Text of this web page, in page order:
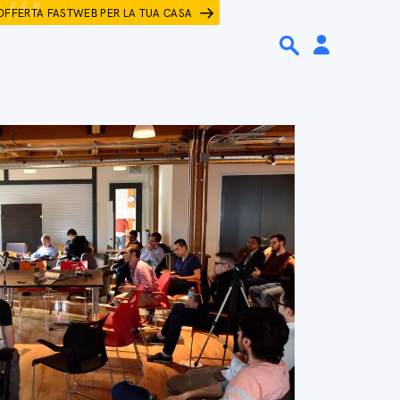
FASTWEB PER LA TUA CASA